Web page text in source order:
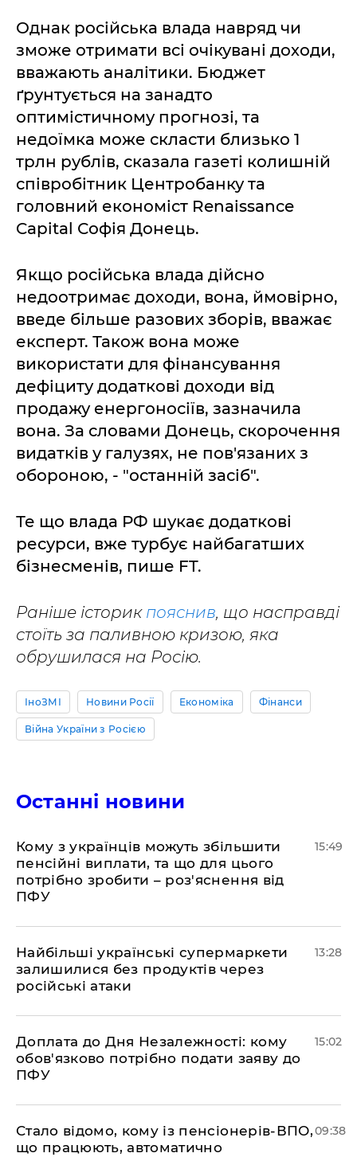
Однак російська влада навряд чи
зможе отримати всі очікувані доходи,
вважають аналітики. Бюджет
ґрунтується на занадто
оптимістичному прогнозі, та
недоїмка може скласти близько 1
трлн рублів, сказала газеті колишній
співробітник Центробанку та
головний економіст Renaissance
Capital Софія Донець.
Якщо російська влада дійсно
недоотримає доходи, вона, ймовірно,
введе більше разових зборів, вважає
експерт. Також вона може
використати для фінансування
дефіциту додаткові доходи від
продажу енергоносіїв, зазначила
вона. За словами Донець, скорочення
видатків у галузях, не пов'язаних з
обороною, - "останній засіб".
Те що влада РФ шукає додаткові
ресурси, вже турбує найбагатших
бізнесменів, пише FT.
Раніше історик пояснив, що насправді
стоїть за паливною кризою, яка
обрушилася на Росію.
ІноЗМІ Новини Росії Економіка Фінанси
Війна України з Росією
Останні новини
Кому з українців можуть збільшити
пенсійні виплати, та що для цього
потрібно зробити – роз'яснення від
ПФУ
15:49
Найбільші українські супермаркети
залишилися без продуктів через
російські атаки
13:28
Доплата до Дня Незалежності: кому
обов'язково потрібно подати заяву до
ПФУ
15:02
Стало відомо, кому із пенсіонерів-ВПО,
що працюють, автоматично
09:38